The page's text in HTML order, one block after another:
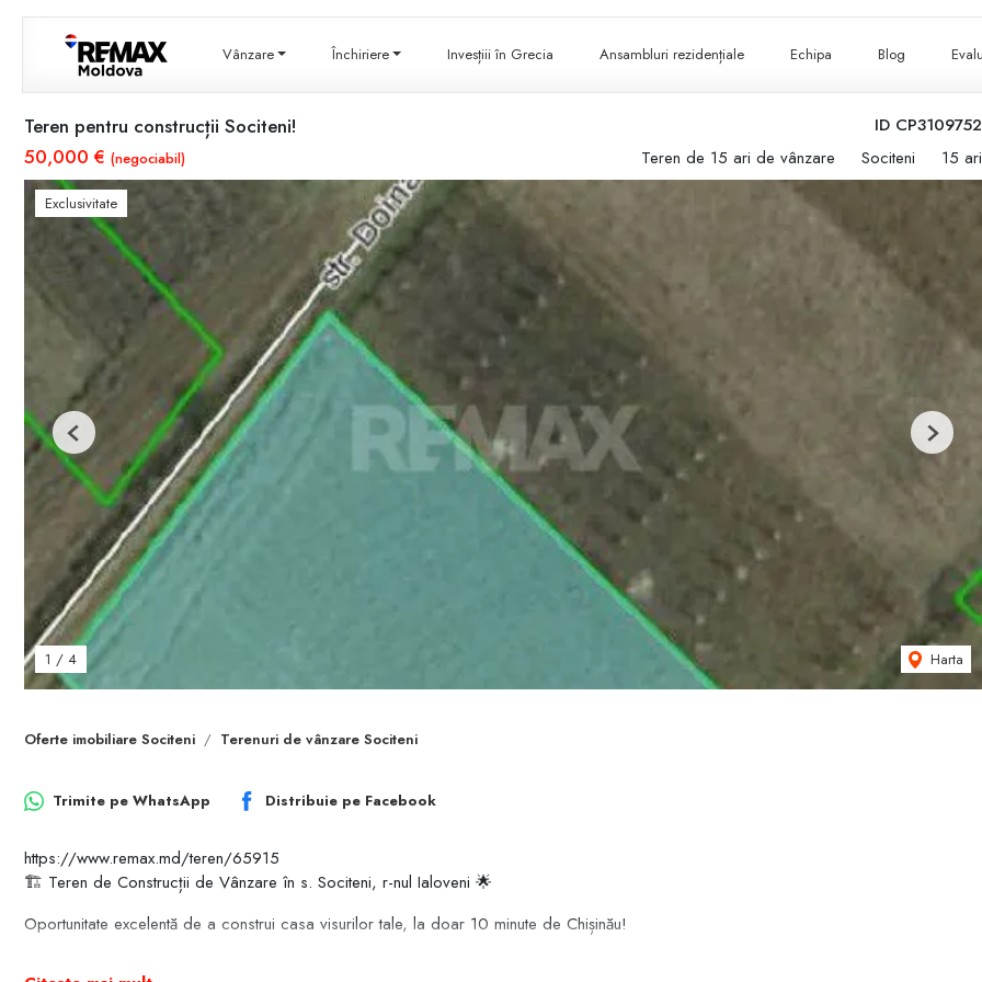
Vânzare Închiriere Invesțiii în Grecia Ansambluri rezidențiale Echipa Blog
ID CP3109752
Teren pentru construcții Sociteni!
50,000 € (negociabil) Teren de 15 ari de vânzare Sociteni 15 ari
Exclusivitate
1 / 4 Harta
Previous Next
Oferte imobiliare Sociteni Terenuri de vânzare Sociteni
Trimite pe WhatsApp Distribuie pe Facebook
https://www.remax.md/teren/65915
🏗️ Teren de Construcții de Vânzare în s. Sociteni, r-nul Ialoveni 🌟
Oportunitate excelentă de a construi casa visurilor tale, la doar 10 minute de Chișinău!